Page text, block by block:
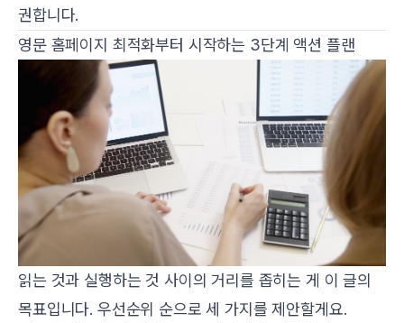
권합니다.
영문 홈페이지 최적화부터 시작하는 3단계 액션 플랜
읽는 것과 실행하는 것 사이의 거리를 좁히는 게 이 글의
목표입니다. 우선순위 순으로 세 가지를 제안할게요.